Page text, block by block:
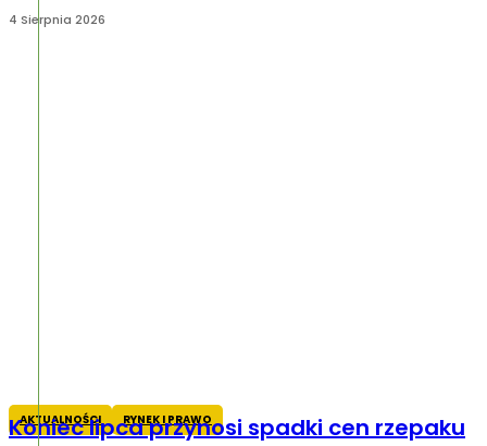
4 Sierpnia 2026
AKTUALNOŚCI RYNEK I PRAWO
Koniec lipca przynosi spadki cen rzepaku